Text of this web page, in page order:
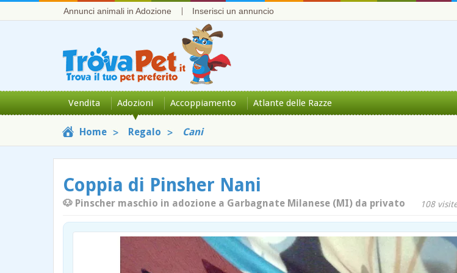
Annunci animali in Adozione Inserisci un annuncio
Vendita Adozioni Accoppiamento Atlante delle Razze
Home Regalo Cani
Coppia di Pinsher Nani
🐶 Pinscher maschio in adozione a Garbagnate Milanese (MI) da privato 108